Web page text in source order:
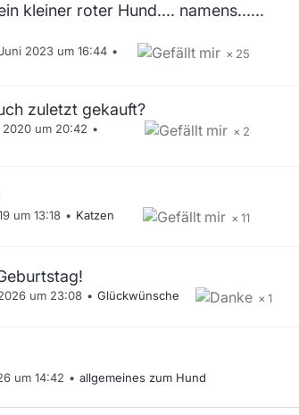
kleiner roter Hund.... namens......
25
2023 um 16:44
zuletzt gekauft?
2
um 20:42
11
um 13:18 Katzen
1
um 23:08 Glückwünsche
um 14:42 allgemeines zum Hund